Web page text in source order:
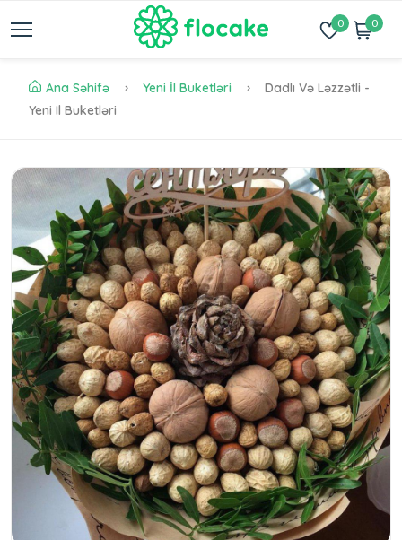
0 0
Ana Səhifə Yeni İl Buketləri
Dadlı Və Ləzzətli -
Yeni Il Buketləri